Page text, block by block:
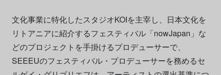
文化事業に特化したスタジオKOIを主宰し、日本文化を
リトアニアに紹介するフェスティバル「nowJapan」な
どのプロジェクトを手掛けるプロデューサーで、
SEEEUのフェスティバル・プロデューサーを務めるセ